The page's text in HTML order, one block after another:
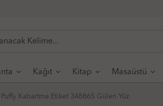
Kağıt Kitap Masaüstü
Kabartma Etiket 348865 Gülen Yüz